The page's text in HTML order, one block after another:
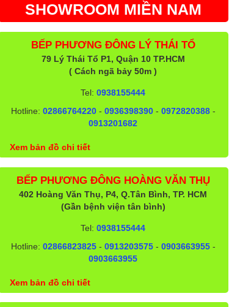
SHOWROOM MIỀN NAM
BẾP PHƯƠNG ĐÔNG LÝ THÁI TỔ
79 Lý Thái Tổ P1, Quận 10 TP.HCM
( Cách ngã bảy 50m )
Tel:0938155444
Hotline: 02866764220- 0936398390- 0972820388-
0913201682
Xem bản đồ chi tiết
BẾP PHƯƠNG ĐÔNG HOÀNG VĂN THỤ
402 Hoàng Văn Thụ, P4, Q.Tân Bình, TP. HCM
(Gần bệnh viện tân bình)
Tel:0938155444
Hotline: 02866823825- 0913203575- 0903663955-
0903663955
Xem bản đồ chi tiết